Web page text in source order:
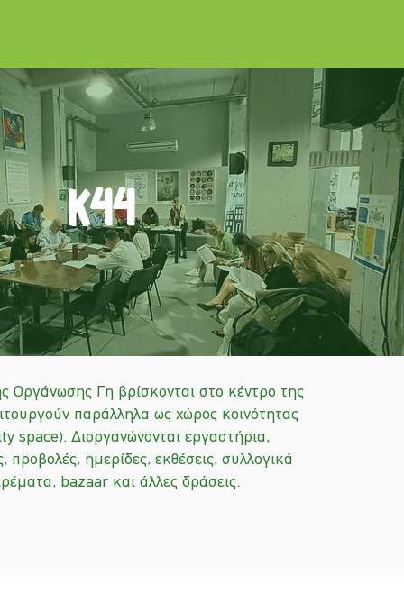
κ44
Οργάνωσης Γη βρίσκονται στο κέντρο της
παράλληλα ως χώρος κοινότητας
space). Διοργανώνονται εργαστήρια,
προβολές, ημερίδες, εκθέσεις, συλλογικά
bazaar και άλλες δράσεις.